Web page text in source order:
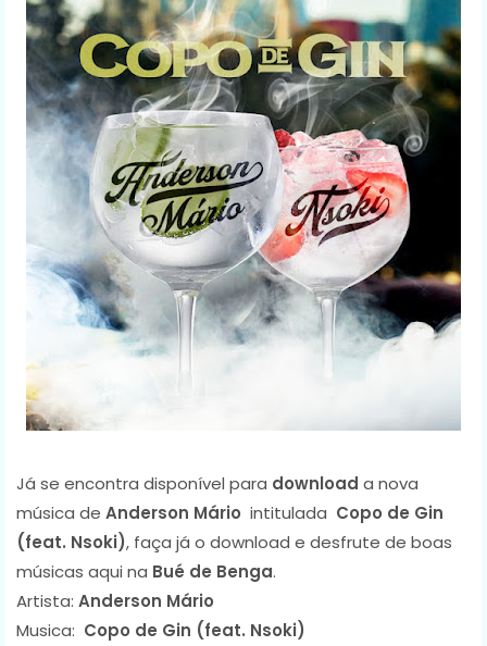
Já se encontra disponível para download a nova
música de Anderson Mário intitulada Copo de Gin
(feat. Nsoki), faça já o download e desfrute de boas
músicas aqui na Bué de Benga.
Artista: Anderson Mário
Musica: Copo de Gin (feat. Nsoki)